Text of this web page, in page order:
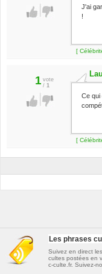
J'ai
!
[
1 vote
/ 1
Ce qui
[
Les phrases
Suivez en direct
cultes postées en
c-culte.fr. Suivez-